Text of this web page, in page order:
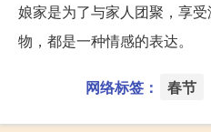
娘家是为了与家人团聚，享
物，都是一种情感的表达。
网络标签： 春节